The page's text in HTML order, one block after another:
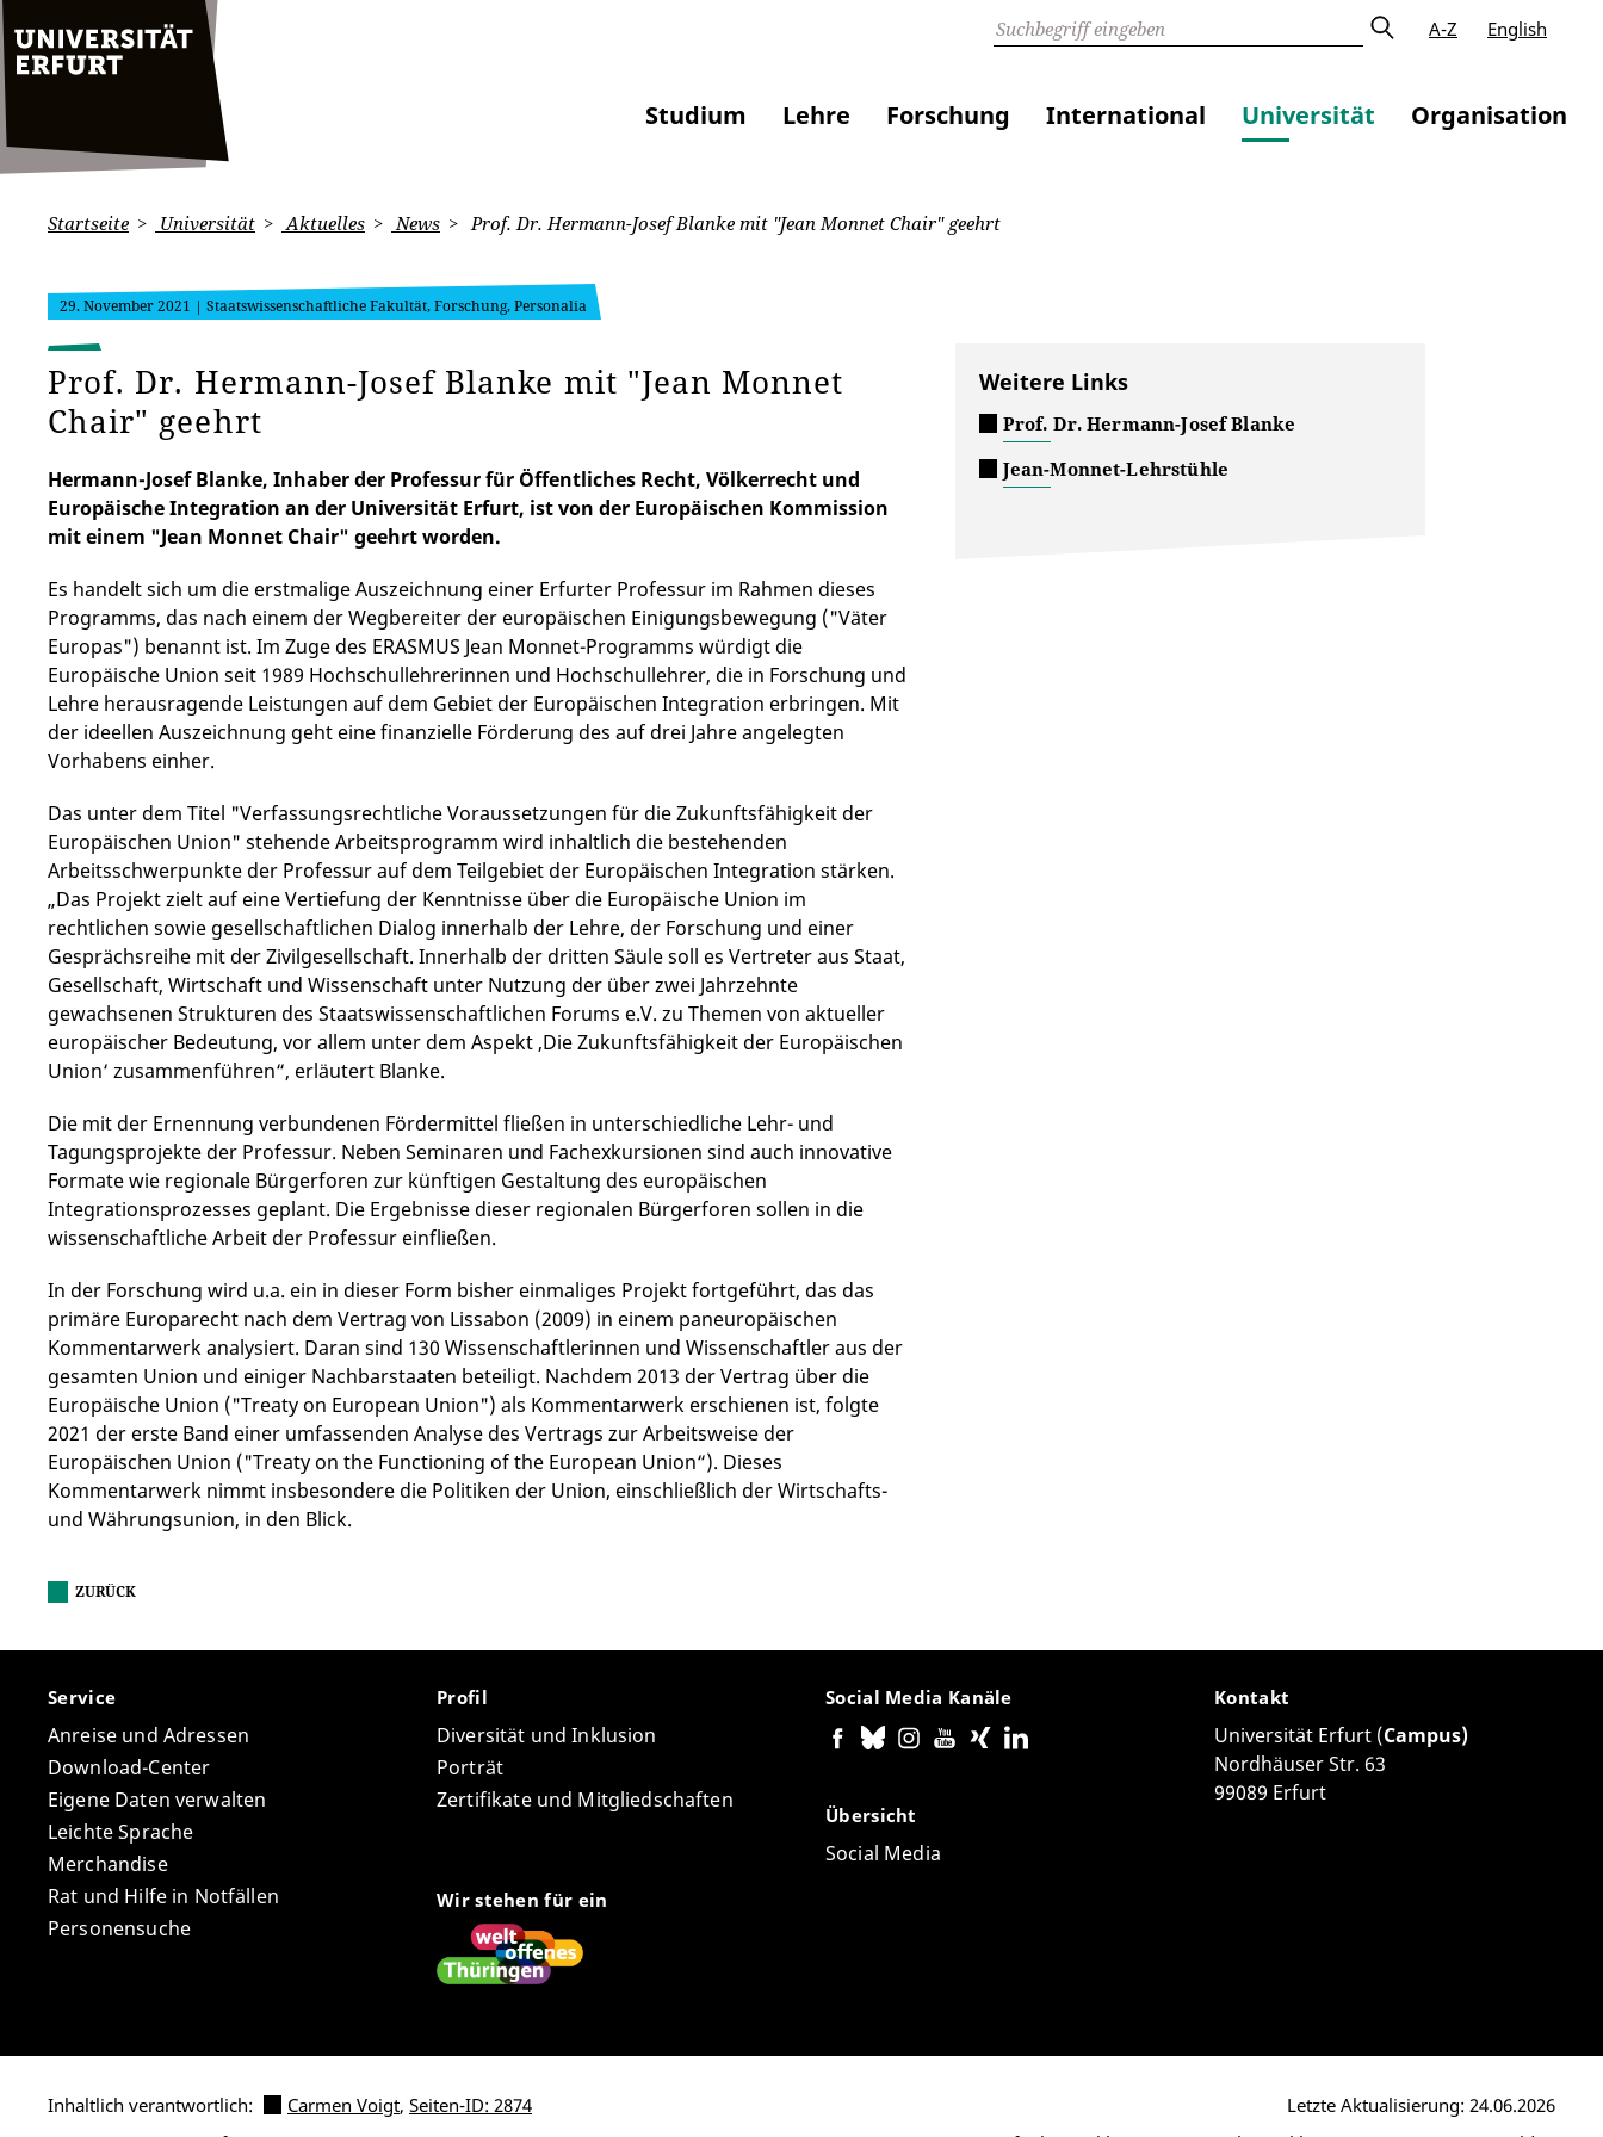
A-Z English
Studium Lehre Forschung International Universität Organisation
Startseite Universität Aktuelles News Prof. Dr. Hermann-Josef Blanke mit "Jean Monnet Chair" geehrt
29. November 2021 | Staatswissenschaftliche Fakultät, Forschung, Personalia
Prof. Dr. Hermann-Josef Blanke mit "Jean Monnet
Chair" geehrt
Hermann-Josef Blanke, Inhaber der Professur für Öffentliches Recht, Völkerrecht und
Europäische Integration an der Universität Erfurt, ist von der Europäischen Kommission
mit einem "Jean Monnet Chair" geehrt worden.
Es handelt sich um die erstmalige Auszeichnung einer Erfurter Professur im Rahmen dieses
Programms, das nach einem der Wegbereiter der europäischen Einigungsbewegung ("Väter
Europas") benannt ist. Im Zuge des ERASMUS Jean Monnet-Programms würdigt die
Europäische Union seit 1989 Hochschullehrerinnen und Hochschullehrer, die in Forschung und
Lehre herausragende Leistungen auf dem Gebiet der Europäischen Integration erbringen. Mit
der ideellen Auszeichnung geht eine finanzielle Förderung des auf drei Jahre angelegten
Vorhabens einher.
Das unter dem Titel "Verfassungsrechtliche Voraussetzungen für die Zukunftsfähigkeit der
Europäischen Union" stehende Arbeitsprogramm wird inhaltlich die bestehenden
Arbeitsschwerpunkte der Professur auf dem Teilgebiet der Europäischen Integration stärken.
„Das Projekt zielt auf eine Vertiefung der Kenntnisse über die Europäische Union im
rechtlichen sowie gesellschaftlichen Dialog innerhalb der Lehre, der Forschung und einer
Gesprächsreihe mit der Zivilgesellschaft. Innerhalb der dritten Säule soll es Vertreter aus Staat,
Gesellschaft, Wirtschaft und Wissenschaft unter Nutzung der über zwei Jahrzehnte
gewachsenen Strukturen des Staatswissenschaftlichen Forums e.V. zu Themen von aktueller
europäischer Bedeutung, vor allem unter dem Aspekt ‚Die Zukunftsfähigkeit der Europäischen
Union‘ zusammenführen“, erläutert Blanke.
Die mit der Ernennung verbundenen Fördermittel fließen in unterschiedliche Lehr- und
Tagungsprojekte der Professur. Neben Seminaren und Fachexkursionen sind auch innovative
Formate wie regionale Bürgerforen zur künftigen Gestaltung des europäischen
Integrationsprozesses geplant. Die Ergebnisse dieser regionalen Bürgerforen sollen in die
wissenschaftliche Arbeit der Professur einfließen.
In der Forschung wird u.a. ein in dieser Form bisher einmaliges Projekt fortgeführt, das das
primäre Europarecht nach dem Vertrag von Lissabon (2009) in einem paneuropäischen
Kommentarwerk analysiert. Daran sind 130 Wissenschaftlerinnen und Wissenschaftler aus der
gesamten Union und einiger Nachbarstaaten beteiligt. Nachdem 2013 der Vertrag über die
Europäische Union ("Treaty on European Union") als Kommentarwerk erschienen ist, folgte
2021 der erste Band einer umfassenden Analyse des Vertrags zur Arbeitsweise der
Europäischen Union ("Treaty on the Functioning of the European Union“). Dieses
Kommentarwerk nimmt insbesondere die Politiken der Union, einschließlich der Wirtschafts-
und Währungsunion, in den Blick.
Weitere Links
Prof. Dr. Hermann-Josef Blanke
Jean-Monnet-Lehrstühle
ZURÜCK
Service
Anreise und Adressen
Download-Center
Eigene Daten verwalten
Leichte Sprache
Merchandise
Rat und Hilfe in Notfällen
Personensuche
Profil
Diversität und Inklusion
Porträt
Zertifikate und Mitgliedschaften
Wir stehen für ein
Social Media Kanäle
Übersicht
Social Media
Kontakt
Universität Erfurt (Campus)
Nordhäuser Str. 63
99089 Erfurt
Inhaltlich verantwortlich: Carmen Voigt, Seiten-ID: 2874
Letzte Aktualisierung: 24.06.2026